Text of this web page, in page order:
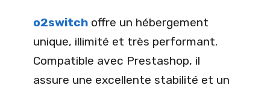
o2switch offre un hébergement
unique, illimité et très performant.
Compatible avec Prestashop, il
assure une excellente stabilité et un